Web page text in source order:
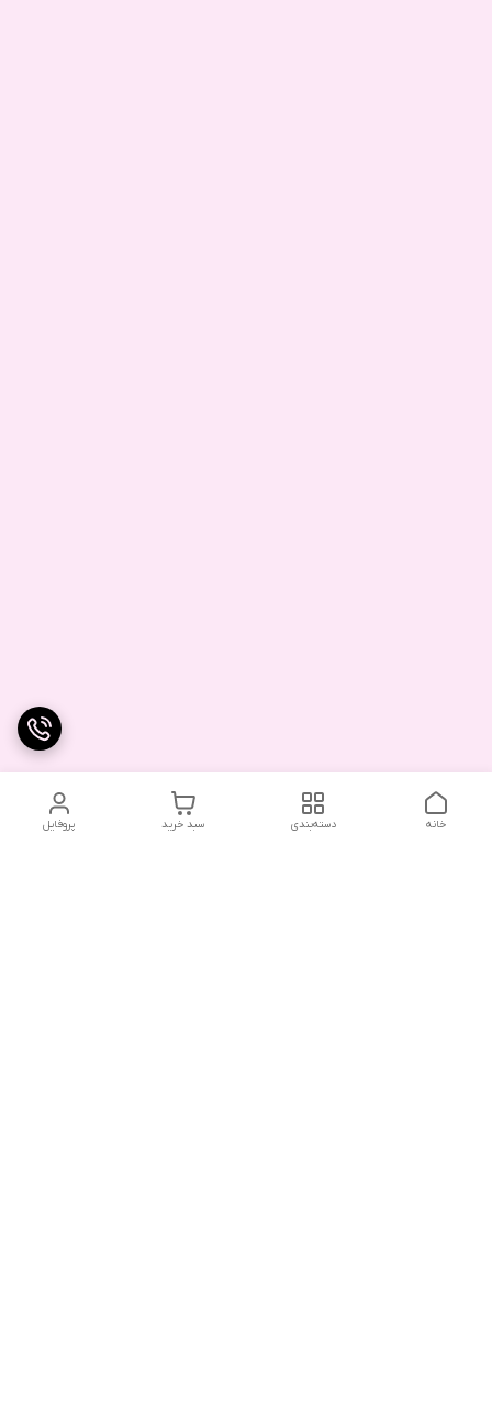
پروفایل سبد خرید دسته‌بندی خانه